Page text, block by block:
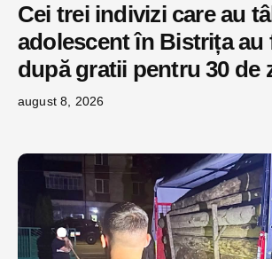
Cei trei indivizi care au
adolescent în Bistrița
după gratii pentru 30 de
august 8, 2026